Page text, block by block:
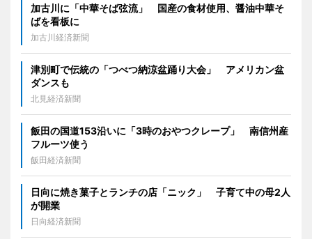
加古川に「中華そば弦流」 国産の食材使用、醤油中華そ
ばを看板に
加古川経済新聞
津別町で伝統の「つべつ納涼盆踊り大会」 アメリカン盆
ダンスも
北見経済新聞
飯田の国道153沿いに「3時のおやつクレープ」 南信州産
フルーツ使う
飯田経済新聞
日向に焼き菓子とランチの店「ニック」 子育て中の母2人
が開業
日向経済新聞